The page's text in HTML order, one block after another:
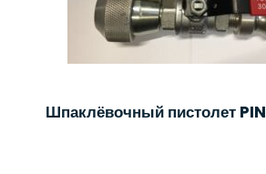
Шпаклёвочный пистолет PIN